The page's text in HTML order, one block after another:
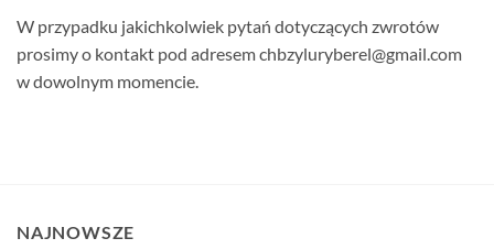
W przypadku jakichkolwiek pytań dotyczących zwrotów
prosimy o kontakt pod adresem chbzyluryberel@gmail.com
w dowolnym momencie.
NAJNOWSZE